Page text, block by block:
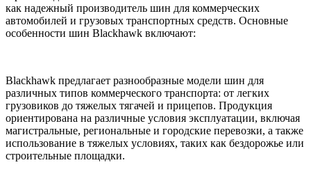
как надежный производитель шин для коммерческих
автомобилей и грузовых транспортных средств. Основные
особенности шин Blackhawk включают:
Blackhawk предлагает разнообразные модели шин для
различных типов коммерческого транспорта: от легких
грузовиков до тяжелых тягачей и прицепов. Продукция
ориентирована на различные условия эксплуатации, включая
магистральные, региональные и городские перевозки, а также
использование в тяжелых условиях, таких как бездорожье или
строительные площадки.